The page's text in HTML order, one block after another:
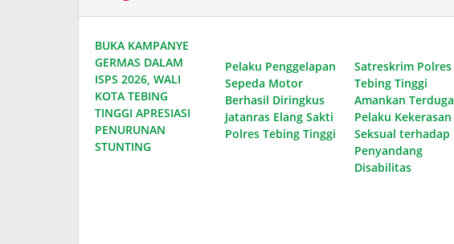
BUKA KAMPANYE
GERMAS DALAM
ISPS 2026, WALI
KOTA TEBING
TINGGI APRESIASI
PENURUNAN
STUNTING
Pelaku Penggelapan
Sepeda Motor
Berhasil Diringkus
Jatanras Elang Sakti
Polres Tebing Tinggi
Satreskrim Polres
Tebing Tinggi
Amankan Terduga
Pelaku Kekerasan
Seksual terhadap
Penyandang
Disabilitas